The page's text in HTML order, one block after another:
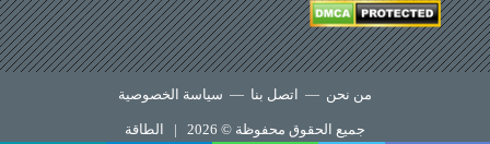
من نحن — اتصل بنا — سياسة الخصوصية
جميع الحقوق محفوظة © 2026 | الطاقة